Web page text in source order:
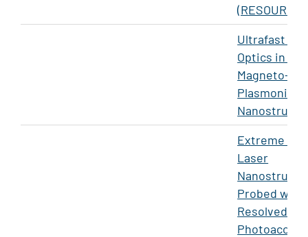
(RESOURCE)
Ultrafast
Optics in
Magneto-
Plasmonic
Extreme
Laser
Probed with
Resolved